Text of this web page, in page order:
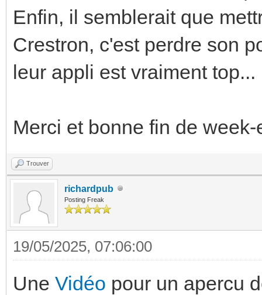
Enfin, il semblerait que
Crestron, c'est perdre son
leur appli est vraiment top...
Merci et bonne fin de week-
Trouver
richardpub
Posting Freak
19/05/2025, 07:06:00
Une Vidéo pour un apercu